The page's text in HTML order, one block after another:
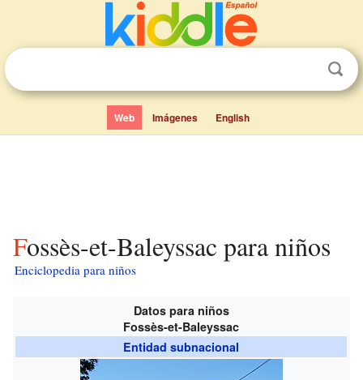
Web Imágenes English
Fossès-et-Baleyssac para niños
Enciclopedia para niños
Datos para niños
Fossès-et-Baleyssac
Entidad subnacional